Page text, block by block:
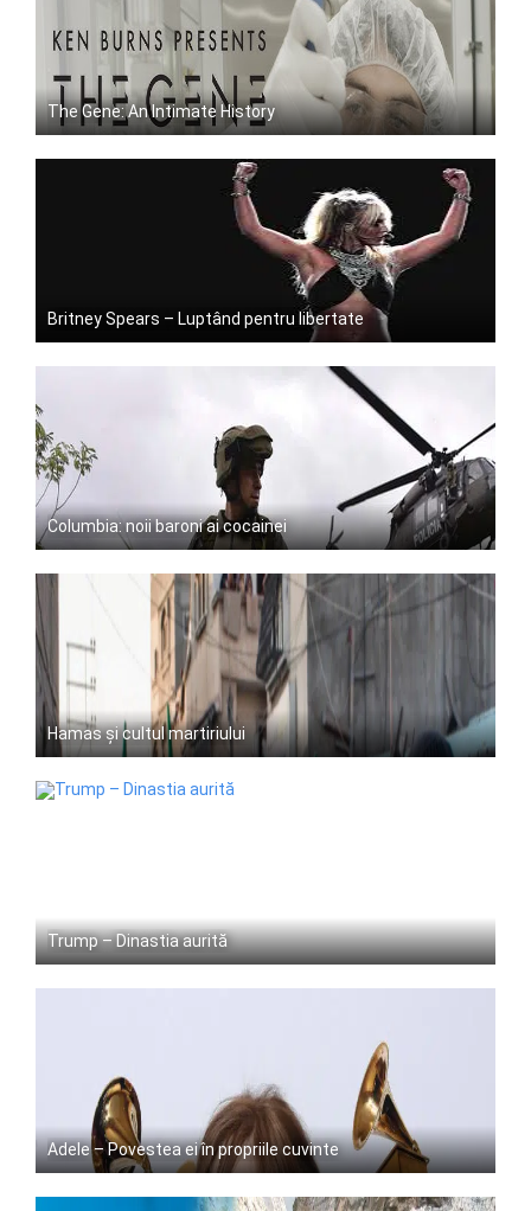
The Gene: An Intimate History
Britney Spears – Luptând pentru libertate
Columbia: noii baroni ai cocainei
Hamas și cultul martiriului
Trump – Dinastia aurită
Adele – Povestea ei în propriile cuvinte